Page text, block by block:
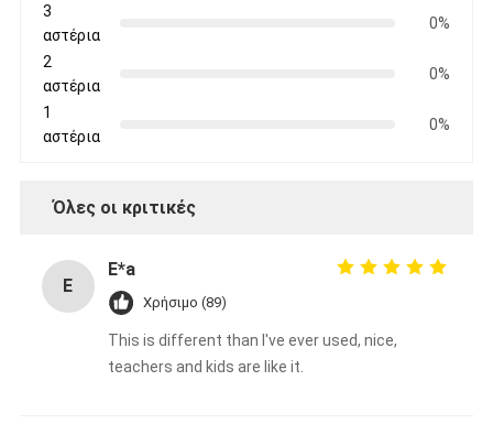
3
αστέρια
0%
2
αστέρια
0%
1
αστέρια
0%
Όλες οι κριτικές
E
E*a
Χρήσιμο (89)
This is different than I've ever used, nice,
teachers and kids are like it.